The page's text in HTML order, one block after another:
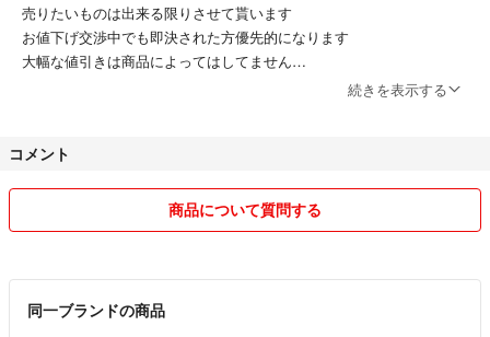
売りたいものは出来る限りさせて貰います
お値下げ交渉中でも即決された方優先的になります
大幅な値引きは商品によってはしてません
商品のクレームやキャンセルや返品はお断りしています そうならない
梱包もなるべく丁寧に箱があったら使いながら割れ物は箱がない時はし
コンパクトにリサイクルも使うこともあります
気になる方はまたコメントで聞いてください
ペット喫煙者ないです
送料がありますので地域によってその分だけプラスしますね
続きを表示する
コメント
商品について質問する
同一ブランドの商品